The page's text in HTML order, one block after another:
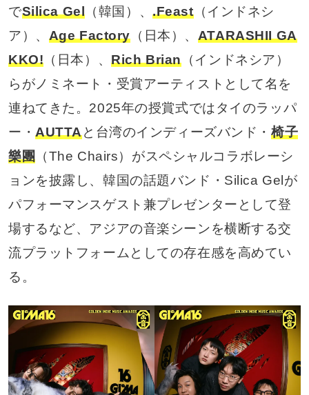
でSilica Gel （韓国）、.Feast（インドネシ
ア）、 Age Factory（日本）、 ATARASHII GA
KKO! （日本）、Rich Brian（インドネシア）
らがノミネート・受賞アーティストとして名を
連ねてきた。2025年の授賞式ではタイのラッパ
ー・AUTTAと台湾のインディーズバンド・ 椅子
樂團 （The Chairs）がスペシャルコラボレーシ
ョンを披露し、韓国の話題バンド・Silica Gelが
パフォーマンスゲスト兼プレゼンターとして登
場するなど、アジアの音楽シーンを横断する交
流プラットフォームとしての存在感を高めてい
る。